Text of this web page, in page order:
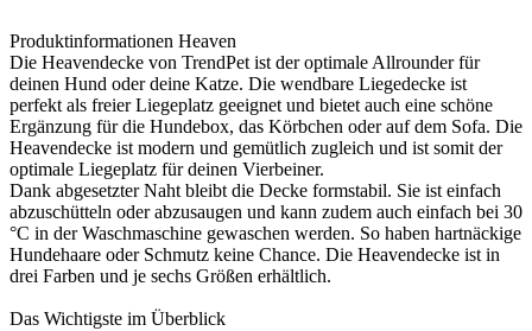
Produktinformationen Heaven
Die Heavendecke von TrendPet ist der optimale Allrounder für
deinen Hund oder deine Katze. Die wendbare Liegedecke ist
perfekt als freier Liegeplatz geeignet und bietet auch eine schöne
Ergänzung für die Hundebox, das Körbchen oder auf dem Sofa. Die
Heavendecke ist modern und gemütlich zugleich und ist somit der
optimale Liegeplatz für deinen Vierbeiner.
Dank abgesetzter Naht bleibt die Decke formstabil. Sie ist einfach
abzuschütteln oder abzusaugen und kann zudem auch einfach bei 30
°C in der Waschmaschine gewaschen werden. So haben hartnäckige
Hundehaare oder Schmutz keine Chance. Die Heavendecke ist in
drei Farben und je sechs Größen erhältlich.
Das Wichtigste im Überblick